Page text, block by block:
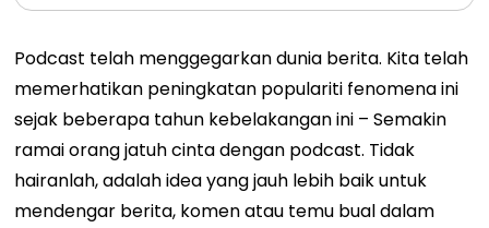
Podcast telah menggegarkan dunia berita. Kita telah
memerhatikan peningkatan populariti fenomena ini
sejak beberapa tahun kebelakangan ini – Semakin
ramai orang jatuh cinta dengan podcast. Tidak
hairanlah, adalah idea yang jauh lebih baik untuk
mendengar berita, komen atau temu bual dalam